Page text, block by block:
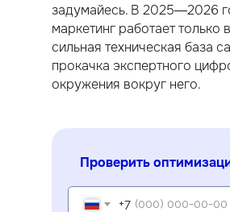
задумайесь. В 2025—2026
маркетинг работает только
сильная техническая база
прокачка экспертного
окружения вокруг него.
Проверить
+7